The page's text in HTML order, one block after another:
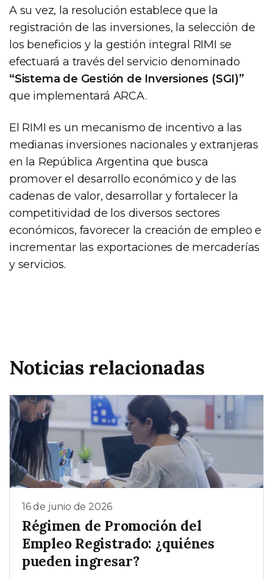
A su vez, la resolución establece que la
registración de las inversiones, la selección de
los beneficios y la gestión integral RIMI se
efectuará a través del servicio denominado
“Sistema de Gestión de Inversiones (SGI)”
que implementará ARCA.
El RIMI es un mecanismo de incentivo a las
medianas inversiones nacionales y extranjeras
en la República Argentina que busca
promover el desarrollo económico y de las
cadenas de valor, desarrollar y fortalecer la
competitividad de los diversos sectores
económicos, favorecer la creación de empleo e
incrementar las exportaciones de mercaderías
y servicios.
Noticias relacionadas
16 de junio de 2026
Régimen de Promoción del
Empleo Registrado: ¿quiénes
pueden ingresar?